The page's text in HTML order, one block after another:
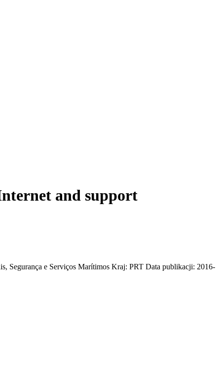
and support
Segurança e Serviços Marítimos Kraj: PRT Data publikacji: 2016-